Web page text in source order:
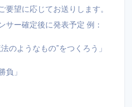
望に応じてお送りします。
ー確定後に発表予定 ​例：
のようなもの”をつくろう」
負」